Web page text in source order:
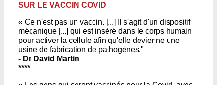
SUR LE VACCIN COVID
« Ce n'est pas un vaccin. [...] Il s'agit d'un dispositif
mécanique [...] qui est inséré dans le corps humain
pour activer la cellule afin qu'elle devienne une
usine de fabrication de pathogènes."
- Dr David Martin
****